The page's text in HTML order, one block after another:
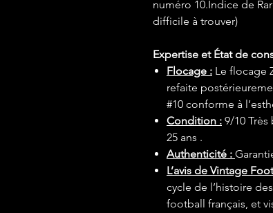
numéro 10.Indice de
difficile à trouver)
Expertise et État de
Flocage : Le flocage
refaite
#10 conforme à
Condition : 9/10
25 ans .
Authenticité :
L’avis de Vintage
cycle de l’histoire
football français, et